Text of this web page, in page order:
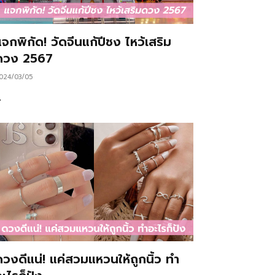
กพิกัด! วัดจีนแก้ปีชง ไหว้เสริม
ง 2567
03/05
งดีแน่! แค่สวมแหวนให้ถูกนิ้ว ทำ